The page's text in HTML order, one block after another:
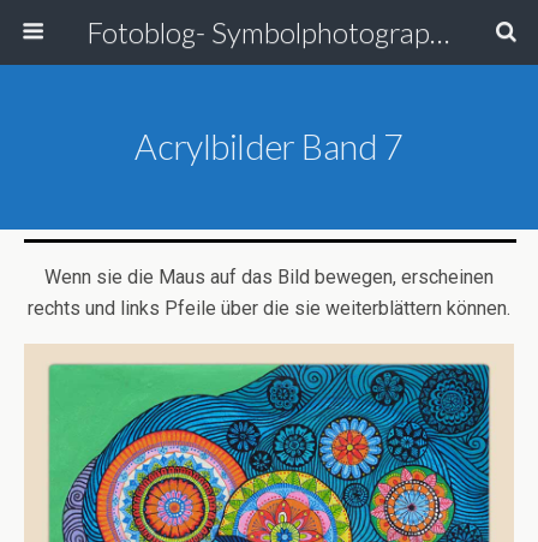
Fotoblog- Symbolphotographie
Acrylbilder Band 7
Wenn sie die Maus auf das Bild bewegen, erscheinen
rechts und links Pfeile über die sie weiterblättern können.